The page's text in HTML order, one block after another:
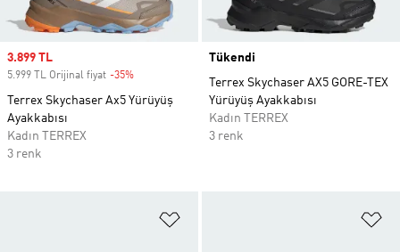
Sale price
3.899 TL
5.999 TL Orijinal fiyat -35%
Terrex Skychaser Ax5 Yürüyüş
Ayakkabısı
Kadın TERREX
3 renk
Tükendi
Terrex Skychaser AX5 GORE-TEX
Yürüyüş Ayakkabısı
Kadın TERREX
3 renk